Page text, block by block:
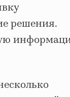
решения.